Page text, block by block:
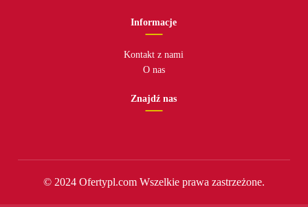
Informacje
Kontakt z nami
O nas
Znajdź nas
© 2024 Ofertypl.com Wszelkie prawa zastrzeżone.